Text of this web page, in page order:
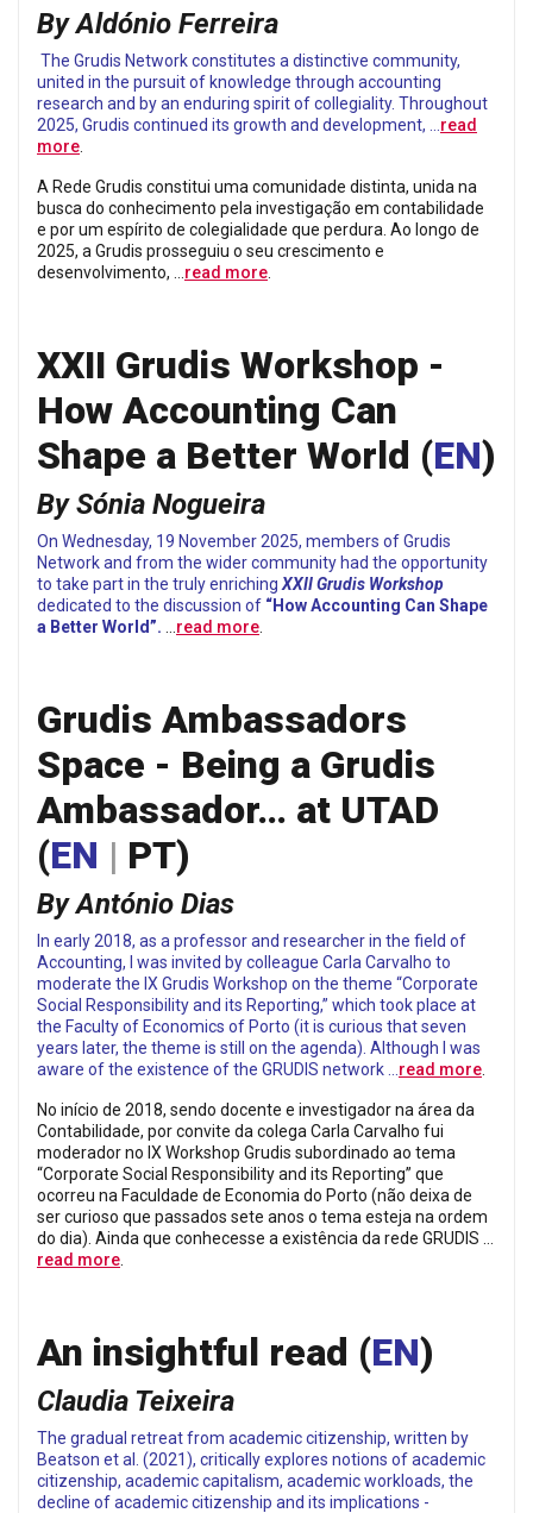
By Aldónio Ferreira
The Grudis Network constitutes a distinctive community,
united in the pursuit of knowledge through accounting
research and by an enduring spirit of collegiality. Throughout
2025, Grudis continued its growth and development, …read
more.
A Rede Grudis constitui uma comunidade distinta, unida na
busca do conhecimento pela investigação em contabilidade
e por um espírito de colegialidade que perdura. Ao longo de
2025, a Grudis prosseguiu o seu crescimento e
desenvolvimento, …read more.
XXII Grudis Workshop -
How Accounting Can
Shape a Better World (EN)
By Sónia Nogueira
On Wednesday, 19 November 2025, members of Grudis
Network and from the wider community had the opportunity
to take part in the truly enrichingXXII Grudis Workshop
dedicated to the discussion of “How Accounting Can Shape
a Better World”. …read more.
Grudis Ambassadors
Space - Being a Grudis
Ambassador… at UTAD
(EN | PT)
By António Dias
In early 2018, as a professor and researcher in the field of
Accounting, I was invited by colleague Carla Carvalho to
moderate the IX Grudis Workshop on the theme “Corporate
Social Responsibility and its Reporting,” which took place at
the Faculty of Economics of Porto (it is curious that seven
years later, the theme is still on the agenda). Although I was
aware of the existence of the GRUDIS network …read more.
No início de 2018, sendo docente e investigador na área da
Contabilidade, por convite da colega Carla Carvalho fui
moderador no IX Workshop Grudis subordinado ao tema
“Corporate Social Responsibility and its Reporting” que
ocorreu na Faculdade de Economia do Porto (não deixa de
ser curioso que passados sete anos o tema esteja na ordem
do dia). Ainda que conhecesse a existência da rede GRUDIS …
read more.
An insightful read (EN)
Claudia Teixeira
The gradual retreat from academic citizenship, written by
Beatson et al. (2021), critically explores notions of academic
citizenship, academic capitalism, academic workloads, the
decline of academic citizenship and its implications -